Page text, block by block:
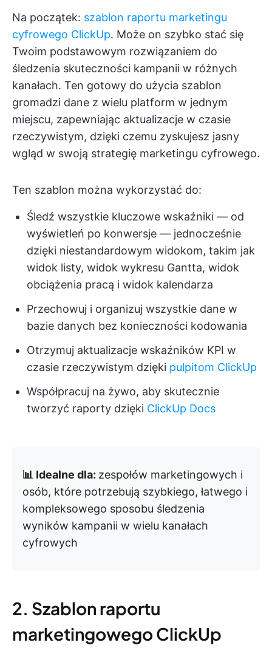
Na początek: szablon raportu marketingu
cyfrowego ClickUp. Może on szybko stać się
Twoim podstawowym rozwiązaniem do
śledzenia skuteczności kampanii w różnych
kanałach. Ten gotowy do użycia szablon
gromadzi dane z wielu platform w jednym
miejscu, zapewniając aktualizacje w czasie
rzeczywistym, dzięki czemu zyskujesz jasny
wgląd w swoją strategię marketingu cyfrowego.
Ten szablon można wykorzystać do:
Śledź wszystkie kluczowe wskaźniki — od
wyświetleń po konwersje — jednocześnie
dzięki niestandardowym widokom, takim jak
widok listy, widok wykresu Gantta, widok
obciążenia pracą i widok kalendarza
Przechowuj i organizuj wszystkie dane w
bazie danych bez konieczności kodowania
Otrzymuj aktualizacje wskaźników KPI w
czasie rzeczywistym dzięki pulpitom ClickUp
Współpracuj na żywo, aby skutecznie
tworzyć raporty dzięki ClickUp Docs
📊 Idealne dla: zespołów marketingowych i
osób, które potrzebują szybkiego, łatwego i
kompleksowego sposobu śledzenia
wyników kampanii w wielu kanałach
cyfrowych
2. Szablon raportu
marketingowego ClickUp